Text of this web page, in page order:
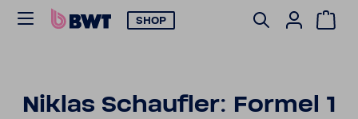
SHOP
Niklas Schaufler: Formel 1